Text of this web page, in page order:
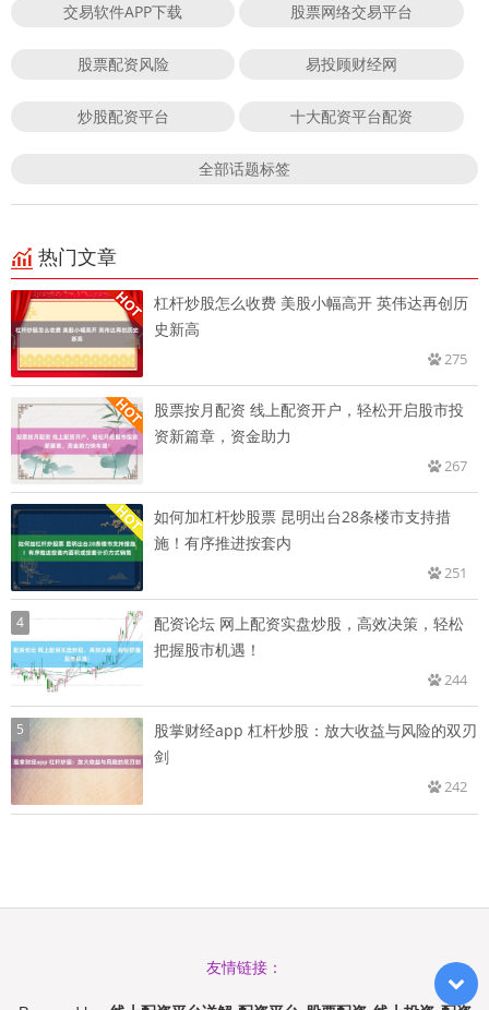
交易软件APP下载 股票网络交易平台
股票配资风险 易投顾财经网
炒股配资平台 十大配资平台配资
全部话题标签
热门文章
杠杆炒股怎么收费 美股小幅高开 英伟达再创历
史新高
275
股票按月配资 线上配资开户，轻松开启股市投
资新篇章，资金助力
267
如何加杠杆炒股票 昆明出台28条楼市支持措
施！有序推进按套内
251
4
配资论坛 网上配资实盘炒股，高效决策，轻松
把握股市机遇！
244
5
股掌财经app 杠杆炒股：放大收益与风险的双刃
剑
242
友情链接：